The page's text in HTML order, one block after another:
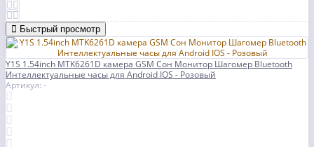
Быстрый просмотр
Y1S 1.54inch MTK6261D камера GSM Сон Монитор Шагомер Bluetooth
Интеллектуальные часы для Android IOS - Розовый
Артикул: -